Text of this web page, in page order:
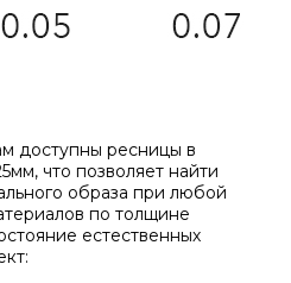
доступны ресницы в
что позволяет найти
образа при любой
по толщине
естественных